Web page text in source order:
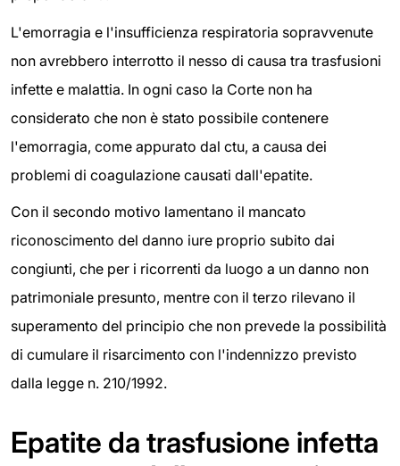
L'emorragia e l'insufficienza respiratoria sopravvenute
non avrebbero interrotto il nesso di causa tra trasfusioni
infette e malattia. In ogni caso la Corte non ha
considerato che non è stato possibile contenere
l'emorragia, come appurato dal ctu, a causa dei
problemi di coagulazione causati dall'epatite.
Con il secondo motivo lamentano il mancato
riconoscimento del danno iure proprio subito dai
congiunti, che per i ricorrenti da luogo a un danno non
patrimoniale presunto, mentre con il terzo rilevano il
superamento del principio che non prevede la possibilità
di cumulare il risarcimento con l'indennizzo previsto
dalla legge n. 210/1992.
Epatite da trasfusione infetta